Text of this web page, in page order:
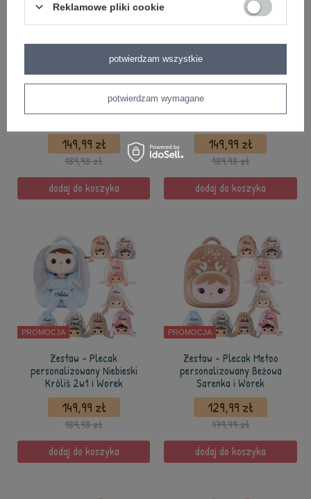
Zestaw - Plecak Metoo
personalizowany Niebieski
149,99 zł
189,98 zł
dodaj do koszyka
Zestaw - Plecak Metoo
Personalizowany Słowianka 2w1
149,99 zł
189,98 zł
dodaj do koszyka
PROMOCJA
Zestaw - Plecak
personalizowany Niebieski
Króliś 2w1 i Worek
149,99 zł
189,98 zł
dodaj do koszyka
PROMOCJA
Zestaw - Plecak Metoo
personalizowany Beżowa
Sarenka i Worek
129,99 zł
179,99 zł
dodaj do koszyka
Reklamowe pliki cookie
potwierdzam wymagane
potwierdzam wszystkie